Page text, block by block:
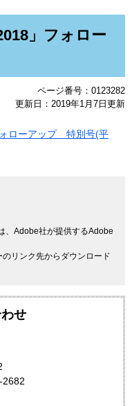
」フォロー
ページ番号：0123282
更新日：2019年1月7日更新
ォローアップ 特別号(平
、Adobe社が提供するAdobe
リンク先からダウンロード
せ
2682